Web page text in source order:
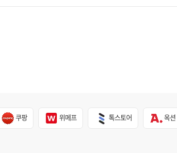
쿠팡 위메프 톡스토어 옥션